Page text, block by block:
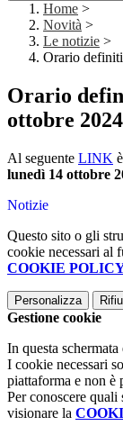
Home >
Novità >
Le notizie >
Orario
Orario
ottobre
Al seguente LINK
lunedì 14 ottobre
Notizie
Questo sito o gli
cookie necessari al
COOKIE
Personalizza
Gestione cookie
In questa
I cookie necessari
piattaforma e non è
Per conoscere
visionare la